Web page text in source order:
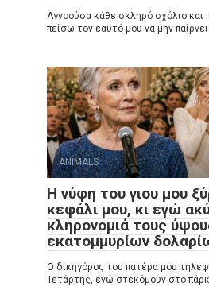
Αγνοούσα κάθε σκληρό σχόλιο και
πείσω τον εαυτό μου να μην παίρνει
ANIMALS
Η νύφη του γιου μου
κεφάλι μου, κι εγώ
κληρονομιά τους
εκατομμυρίων
Ο δικηγόρος του πατέρα μου
Τετάρτης, ενώ στεκόμουν στο